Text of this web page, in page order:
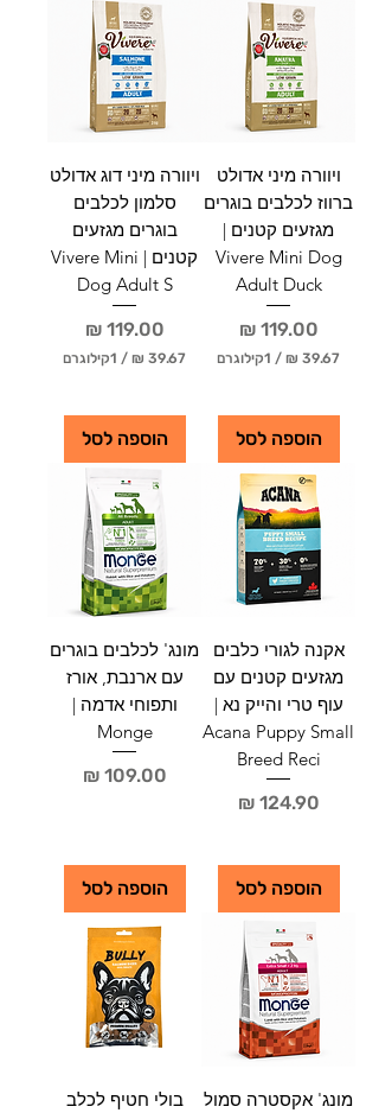
‏
₪
ל
-
1
ק
ל
ו
ג
ר
‏
₪
ל
-
1
ק
ל
ג
ר
ויוורה מיני אדולט
ברווז לכלבים בוגרים
מגזעים קטנים |
Vivere Mini Dog
Adult Duck
מחיר
/ 1קילוגרם
9
.
7
‏
₪
ל
-
1
ק
ל
ו
ג
ר
הוספה לסל
ויוורה מיני דוג אדולט
סלמון לכלבים
בוגרים מגזעים
קטנים | Vivere Mini
Dog Adult S
מחיר
/ 1קילוגרם
9
.
‏
₪
ל
-
1
ק
ל
ו
ג
ר
הוספה לסל
אקנה לגורי כלבים
מגזעים קטנים עם
עוף טרי והייק נא |
Acana Puppy Small
Breed Reci
מחיר
הוספה לסל
מונג' לכלבים בוגרים
עם ארנבת, אורז
ותפוחי אדמה |
Monge
מחיר
הוספה לסל
מונג' אקסטרה סמול
בולי חטיף לכלב